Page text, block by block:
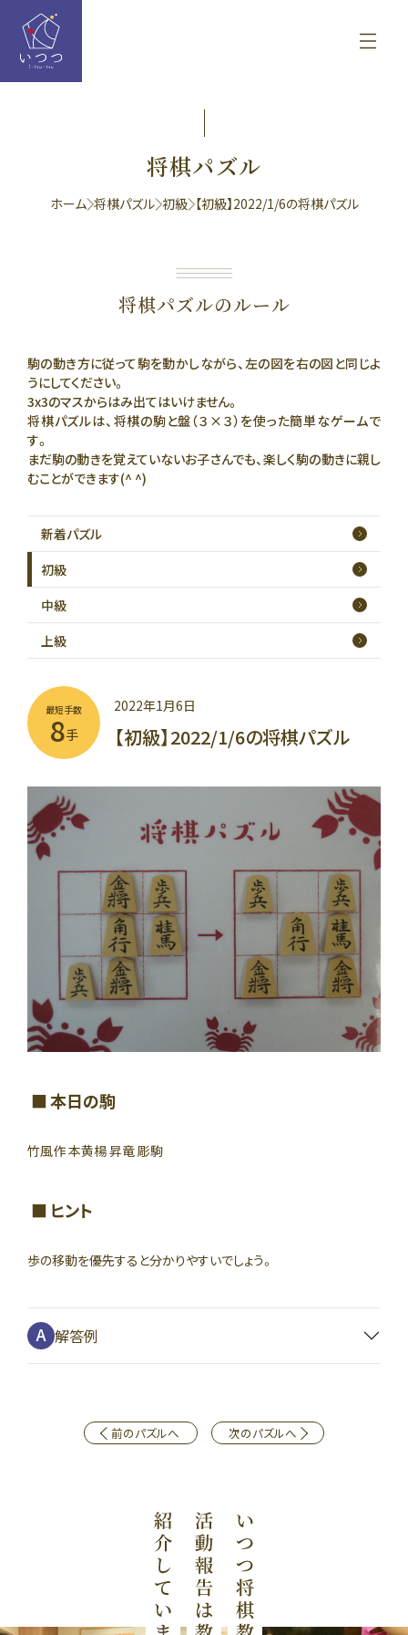
将棋パズル
ホーム 将棋パズル 初級 【初級】2022/1/6の将棋パズル
将棋パズルのルール
駒の動き方に従って駒を動かしながら、左の図を右の図と同じよ
うにしてください。
3x3のマスからはみ出てはいけません。
将棋パズルは、将棋の駒と盤（３×３）を使った簡単なゲームで
す。
まだ駒の動きを覚えていないお子さんでも、楽しく駒の動きに親し
むことができます(^ ^)
新着パズル
初級
中級
上級
最短手数
8手
2022年1月6日
【初級】2022/1/6の将棋パズル
本日の駒
竹風作 本黄楊 昇竜 彫駒
ヒント
歩の移動を優先すると分かりやすいでしょう。
解答例
前のパズルへ 次のパズルへ